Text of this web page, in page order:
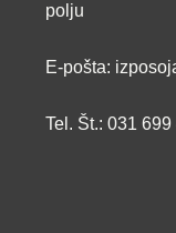
polju
E-pošta:
Tel. Št.: 031 699